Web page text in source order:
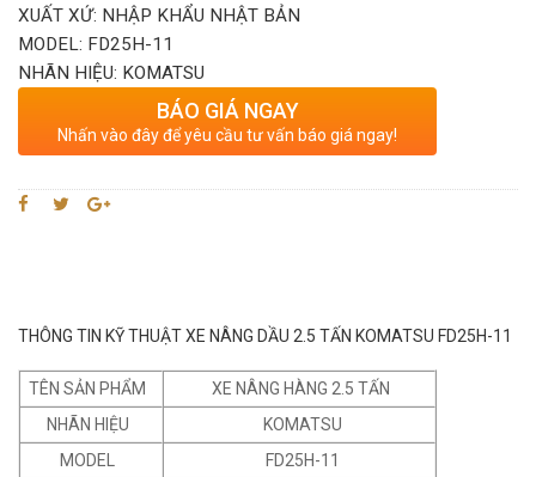
XUẤT XỨ: NHẬP KHẨU NHẬT BẢN
MODEL: FD25H-11
NHÃN HIỆU: KOMATSU
BÁO GIÁ NGAY
Nhấn vào đây để yêu cầu tư vấn báo giá ngay!
THÔNG TIN KỸ THUẬT XE NÂNG DẦU 2.5 TẤN KOMATSU FD25H-11
TÊN SẢN PHẨM
XE NÂNG HÀNG 2.5 TẤN
NHÃN HIỆU
KOMATSU
MODEL
FD25H-11